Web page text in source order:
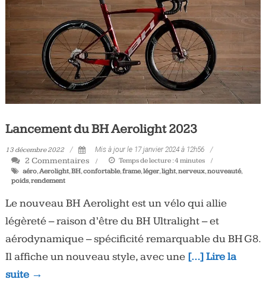
Lancement du BH Aerolight 2023
13 décembre 2022 Mis à jour le 17 janvier 2024 à 12h56
2 Commentaires Temps de lecture :4 minutes
aéro,Aerolight,BH,confortable,frame,léger,light,nerveux,nouveauté,
poids,rendement
Le nouveau BH Aerolight est un vélo qui allie
légèreté – raison d’être du BH Ultralight – et
aérodynamique – spécificité remarquable du BH G8.
Il affiche un nouveau style, avec une […] Lire la
suite →